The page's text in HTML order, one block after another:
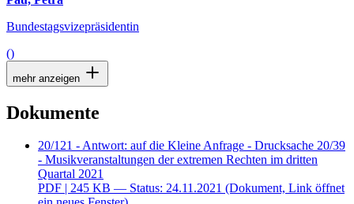
Bundestagsvizepräsidentin
()
mehr anzeigen
Dokumente
20/121 - Antwort: auf die Kleine Anfrage - Drucksache 20/39
- Musikveranstaltungen der extremen Rechten im dritten
Quartal 2021
PDF | 245 KB — Status: 24.11.2021 (Dokument, Link öffnet